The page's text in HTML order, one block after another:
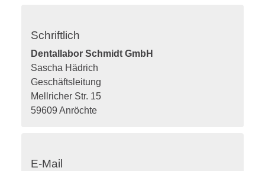
Schriftlich
Dentallabor Schmidt GmbH
Sascha Hädrich
Geschäftsleitung
Mellricher Str. 15
59609 Anröchte
E-Mail